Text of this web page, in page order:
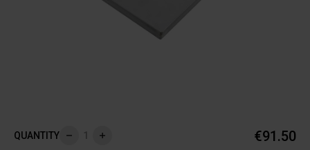
QUANTITY
RemoveAdd €91.50